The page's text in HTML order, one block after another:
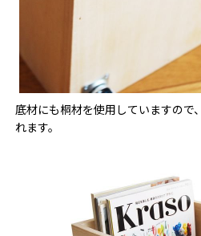
底材にも桐材を使用していますので
れます。